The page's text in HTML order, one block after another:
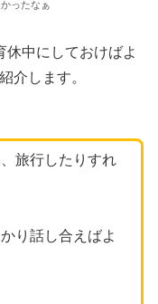
ったなぁ
休中にしておけばよ
介します。
旅行したりすれ
り話し合えばよ